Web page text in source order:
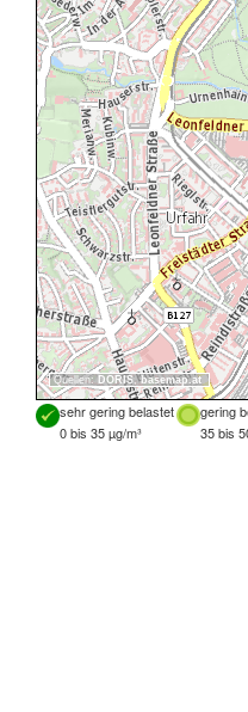
Quellen: DORIS,basemap.at
sehr gering belastet gering
0 bis 35 µg/m³
35 bis